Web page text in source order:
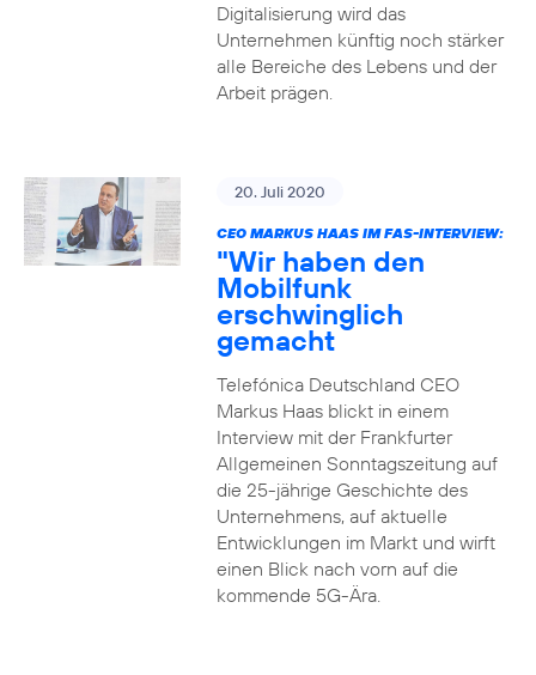
Digitalisierung wird das
Unternehmen künftig noch stärker
alle Bereiche des Lebens und der
Arbeit prägen.
20. Juli 2020
CEO MARKUS HAAS IM FAS-INTERVIEW:
"Wir haben den
Mobilfunk
erschwinglich
gemacht
Telefónica Deutschland CEO
Markus Haas blickt in einem
Interview mit der Frankfurter
Allgemeinen Sonntagszeitung auf
die 25-jährige Geschichte des
Unternehmens, auf aktuelle
Entwicklungen im Markt und wirft
einen Blick nach vorn auf die
kommende 5G-Ära.